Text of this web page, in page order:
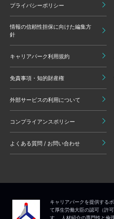
プライバシーポリシー
情報の信頼性担保に向けた編集方
針
キャリアパーク利用規約
免責事項・知的財産権
外部サービスの利用について
コンプライアンスポリシー
よくある質問 / お問い合わせ